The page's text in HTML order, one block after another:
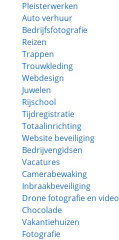
Pleisterwerken
Auto verhuur
Bedrijfsfotografie
Reizen
Trappen
Trouwkleding
Webdesign
Juwelen
Rijschool
Tijdregistratie
Totaalinrichting
Website beveiliging
Bedrijvengidsen
Vacatures
Camerabewaking
Inbraakbeveiliging
Drone fotografie en video
Chocolade
Vakantiehuizen
Fotografie